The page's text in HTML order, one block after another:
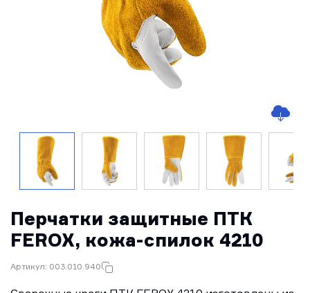
Перчатки защитные ПТК
FEROX, кожа-спилок 4210
Артикул: 003.010.940